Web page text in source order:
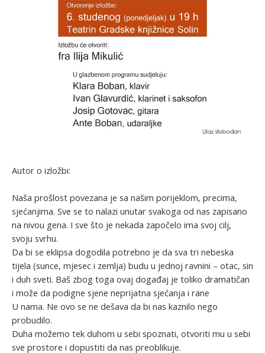
Autor o izložbi:
Naša prošlost povezana je sa našim porijeklom, precima,
sjećanjima. Sve se to nalazi unutar svakoga od nas zapisano
na nivou gena. I sve što je nekada započelo ima svoj cilj,
svoju svrhu.
Da bi se eklipsa dogodila potrebno je da sva tri nebeska
tijela (sunce, mjesec i zemlja) budu u jednoj ravnini – otac, sin
i duh sveti. Baš zbog toga ovaj događaj je toliko dramatičan
i može da podigne sjene neprijatna sjećanja i rane
U nama. Ne ovo se ne dešava da bi nas kaznilo nego
probudilo.
Duha možemo tek duhom u sebi spoznati, otvoriti mu u sebi
sve prostore i dopustiti da nas preoblikuje.